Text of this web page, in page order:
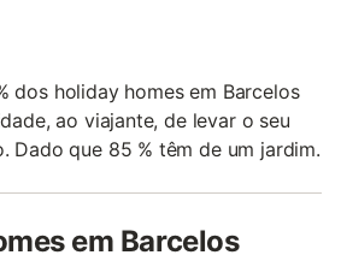
dos holiday homes em Barcelos
ao viajante, de levar o seu
Dado que 85 % têm de um jardim.
em Barcelos